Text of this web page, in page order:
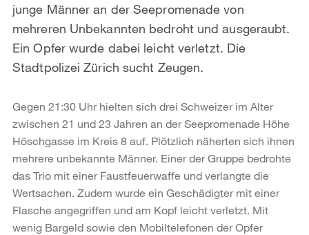
junge Männer an der Seepromenade von
mehreren Unbekannten bedroht und ausgeraubt.
Ein Opfer wurde dabei leicht verletzt. Die
Stadtpolizei Zürich sucht Zeugen.
Gegen 21:30 Uhr hielten sich drei Schweizer im Alter
zwischen 21 und 23 Jahren an der Seepromenade Höhe
Höschgasse im Kreis 8 auf. Plötzlich näherten sich ihnen
mehrere unbekannte Männer. Einer der Gruppe bedrohte
das Trio mit einer Faustfeuerwaffe und verlangte die
Wertsachen. Zudem wurde ein Geschädigter mit einer
Flasche angegriffen und am Kopf leicht verletzt. Mit
wenig Bargeld sowie den Mobiltelefonen der Opfer